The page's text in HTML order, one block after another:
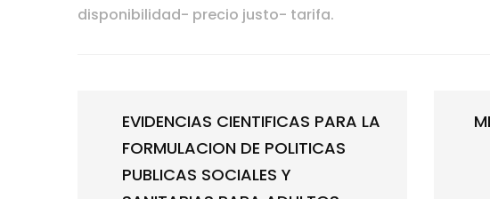
disponibilidad- precio justo- tarifa.
EVIDENCIAS CIENTIFICAS PARA LA
FORMULACION DE POLITICAS
PUBLICAS SOCIALES Y